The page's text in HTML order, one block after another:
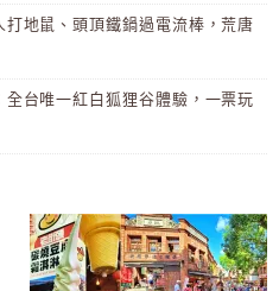
地鼠、頭頂鐵鍋過電流棒，荒唐
台唯一紅白狐狸谷體驗，一票玩